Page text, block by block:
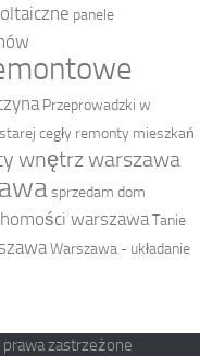
panele
Przeprowadzki w
cegły remonty mieszkań
wnętrz warszawa
sprzedam dom
warszawaTanie
Warszawa - układanie
zastrzeżone